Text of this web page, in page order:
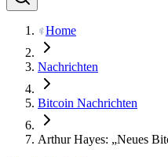
Home
Nachrichten
Bitcoin Nachrichten
Arthur Hayes: „Neues